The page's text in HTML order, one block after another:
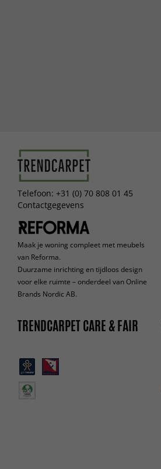
Telefoon: +31 (0) 70 808 01 45
Contactgegevens
Maak je woning compleet met meubels
van Reforma.
Duurzame inrichting en tijdloos design
voor elke ruimte – onderdeel van Online
Brands Nordic AB.
TRENDCARPET CARE & FAIR